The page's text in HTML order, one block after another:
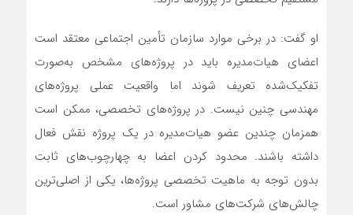
او گفت: در برخی موارد سازمان تأمین اجتماعی معتقد است
اعضای هیات‌مدیره باید در پروژه‌های مشخص به‌صورت
تفکیک‌شده تعریف شوند اما واقعیت عملی پروژه‌های
مهندسی چنین نیست. در پروژه‌های تخصصی، ممکن است
همزمان چندین عضو هیات‌مدیره در یک پروژه نقش فعال
داشته باشند. محدود کردن اعضا به چهارچوب‌های ثابت
بدون توجه به ماهیت تخصصی پروژه‌ها، یکی از اصلی‌ترین
چالش‌های شرکت‌های مشاور است.